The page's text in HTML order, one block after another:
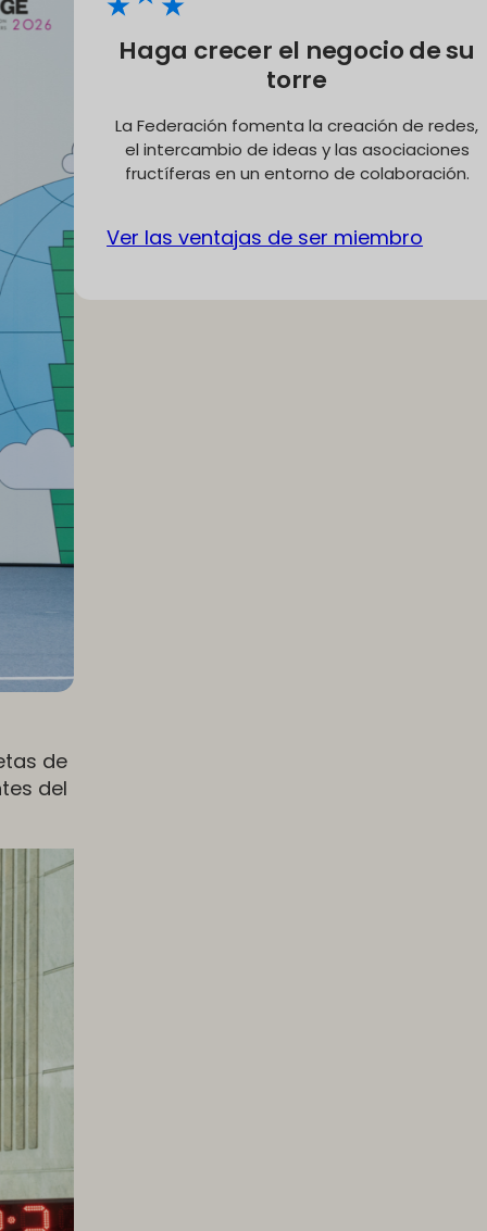
de
del
Haga crecer el negocio de su
torre
La Federación fomenta la creación de redes,
el intercambio de ideas y las asociaciones
fructíferas en un entorno de colaboración.
Ver las ventajas de ser miembro